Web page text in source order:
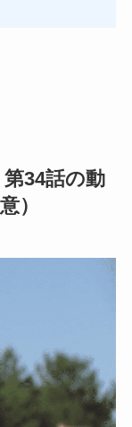
34話の動
）